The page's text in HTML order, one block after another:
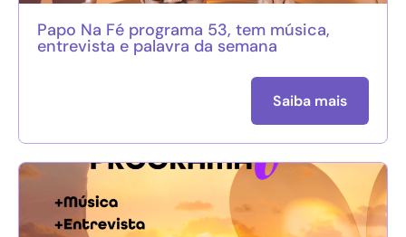
Papo Na Fé programa 53, tem música,
entrevista e palavra da semana
Saiba mais